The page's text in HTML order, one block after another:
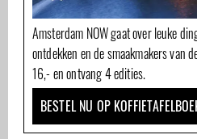
Amsterdam NOW gaat over leuke
ontdekken en de smaakmakers van
16,- en ontvang 4 edities.
BESTEL NU OP